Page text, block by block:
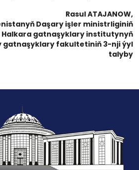
Rasul ATAJANOW,
Daşary işler ministrliginiň
Halkara gatnaşyklary institutynyň
gatnaşyklary fakultetiniň 3-nji ýyl
talyby